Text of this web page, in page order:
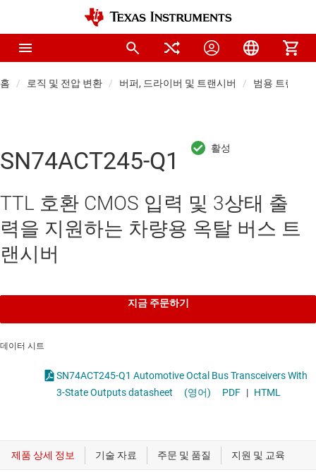
홈 로직 및 전압 변환 버퍼, 드라이버 및 트랜시버 범용 트랜시버
SN74ACT245-Q1
TTL 호환 CMOS 입력 및 3상태 출
력을 지원하는 차량용 옥탈 버스 트
랜시버
지금 주문하기
데이터 시트
SN74ACT245-Q1 Automotive Octal Bus Transceivers With
3-State Outputs datasheet
(영어) PDF | HTML